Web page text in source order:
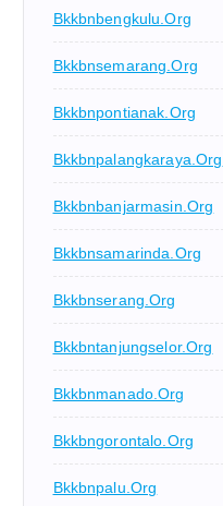
Bkkbnbengkulu.org
Bkkbnsemarang.org
Bkkbnpontianak.org
Bkkbnpalangkaraya.org
Bkkbnbanjarmasin.org
Bkkbnsamarinda.org
Bkkbnserang.org
Bkkbntanjungselor.org
Bkkbnmanado.org
Bkkbngorontalo.org
Bkkbnpalu.org